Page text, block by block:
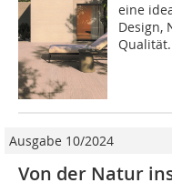
eine
Design,
Ausgabe 10/2024
Von der Natur